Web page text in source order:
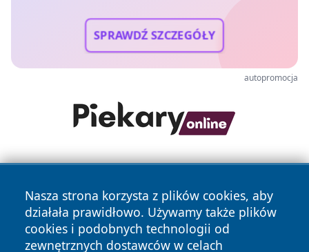
SPRAWDŹ SZCZEGÓŁY
autopromocja
Nasza strona korzysta z plików cookies, aby
działała prawidłowo. Używamy także plików
cookies i podobnych technologii od
zewnętrznych dostawców w celach